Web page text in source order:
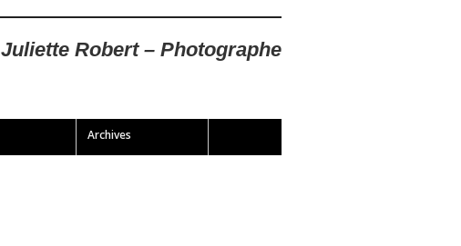
Juliette Robert – Photographe
Archives